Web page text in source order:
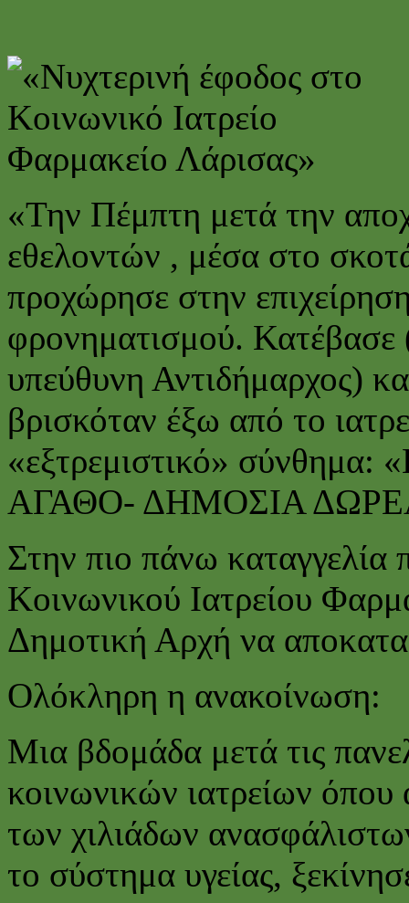
«Την Πέμπτη μετά την
εθελοντών , μέσα στο
προχώρησε στην
φρονηματισμού.
υπεύθυνη Αντιδήμαρχος)
βρισκόταν έξω από το
«εξτρεμιστικό»
ΑΓΑΘΟ- ΔΗΜΟΣΙΑ
Στην πιο πάνω καταγγελία
Κοινωνικού Ιατρείου
Δημοτική Αρχή να
Ολόκληρη η ανακοίνωση:
Μια βδομάδα μετά τις
κοινωνικών ιατρείων
των χιλιάδων
το σύστημα υγείας,